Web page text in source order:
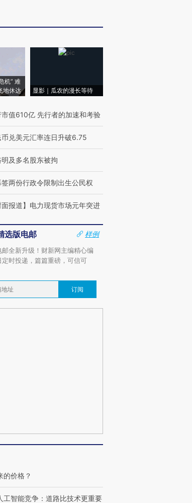
机” 难
地休达
显影｜瓜农的漫长等待
值610亿 先行者的加速和考验
兑美元汇率连日升破6.75
及多名股东被拘
两份行政令限制出生公民权
面报道】电力现货市场元年突进
选版电邮
样例
全新升级！财新网主编精心编
时投递，篇篇重磅，可信可
订阅
的价格？
工智能竞争：道路比技术更重要